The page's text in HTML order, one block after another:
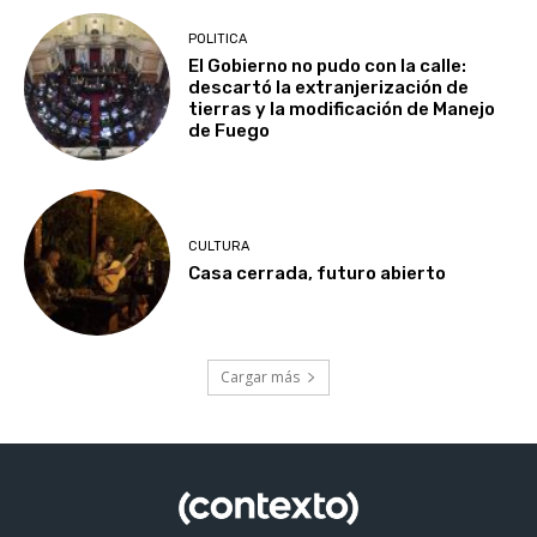
POLITICA
El Gobierno no pudo con la calle:
descartó la extranjerización de
tierras y la modificación de Manejo
de Fuego
CULTURA
Casa cerrada, futuro abierto
Cargar más